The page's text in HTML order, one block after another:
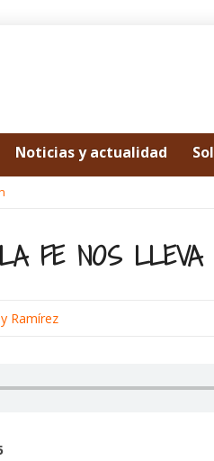
Noticias y actualidad
FE NOS
Ramírez